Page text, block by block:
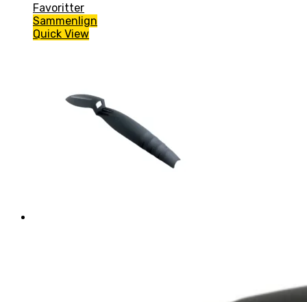
Favoritter
Sammenlign
Quick View